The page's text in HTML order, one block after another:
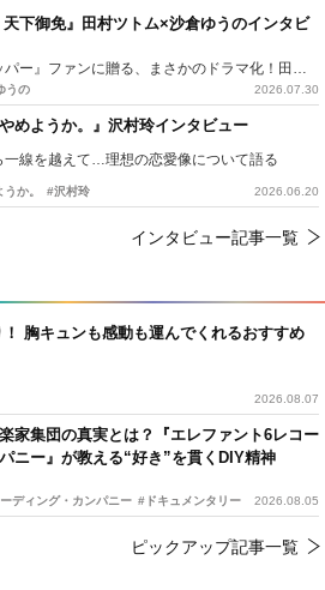
胸キュンも感動も運んでくれるおすすめ
2026.08.07
家集団の真実とは？『エレファント6レコー
ニー』が教える“好き”を貫くDIY精神
ディング・カンパニー #ドキュメンタリー 2026.08.05
ピックアップ記事一覧
天下御免』田村ツトム×沙倉ゆうのインタビ
『侍タイムスリッパー』ファンに贈る、まさかのドラマ化！田村ツトム×沙倉ゆうのが語る『心配無用ノ介』撮影秘話
うの 2026.07.30
めようか。』沢村玲インタビュー
一線を越えて…理想の恋愛像について語る
か。 #沢村玲 2026.06.20
インタビュー記事一覧